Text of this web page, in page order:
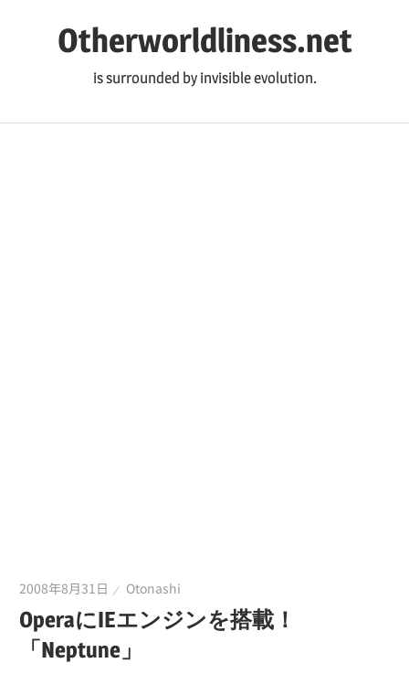
ツ
Otherworldliness.net
is surrounded by invisible evolution.
2008年8月31日 Otonashi
OperaにIEエンジンを搭載！
「Neptune」